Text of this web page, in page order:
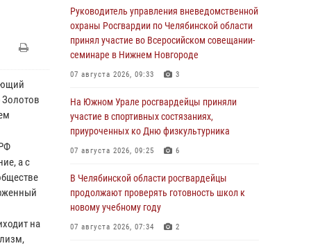
а с
на
Руководитель управления вневедомственной
охраны Росгвардии по Челябинской области
принял участие во Всеросийском совещании-
семинаре в Нижнем Новгороде
07 августа 2026, 09:33 3
На Южном Урале росгвардейцы приняли
участие в спортивных состязаниях,
приуроченных ко Дню физкультурника
07 августа 2026, 09:25 6
В Челябинской области росгвардейцы
продолжают проверять готовность школ к
новому учебному году
07 августа 2026, 07:34 2